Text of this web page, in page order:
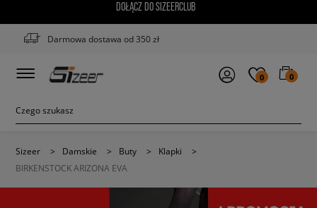
DOŁĄCZ DO SIZEERCLUB
Darmowa dostawa od 350 zł
0 0
Sizeer > Damskie > Buty > Klapki
>
BIRKENSTOCK ARIZONA EVA